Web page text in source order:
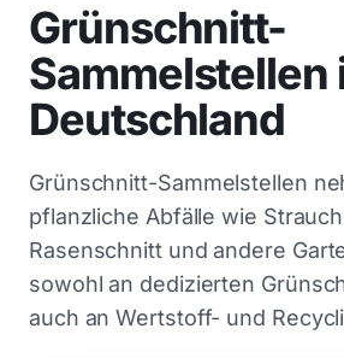
Grünschnitt-
Sammelstellen
Deutschland
Grünschnitt-Sammelstellen
pflanzliche Abfälle wie
Rasenschnitt und andere
sowohl an dedizierten
auch an Wertstoff- und